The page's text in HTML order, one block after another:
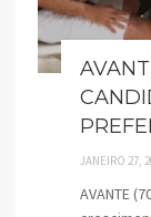
JANEIRO 27,
AVANTE